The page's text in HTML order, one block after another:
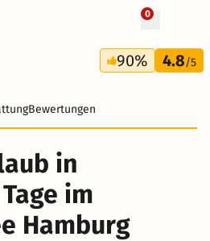
0
2 Tage
68 €
90% 4.8/5
Bewertungen
in
im
Hamburg